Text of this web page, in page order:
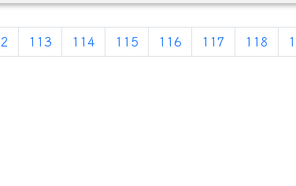
113 114 115 116 117 118